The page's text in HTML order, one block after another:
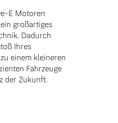
E Motoren
großartiges
Dadurch
Ihres
einem kleineren
Fahrzeuge
der Zukunft.